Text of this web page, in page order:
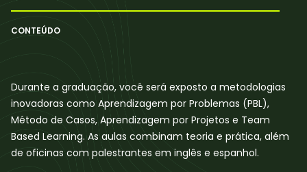
CONTEÚDO
Durante a graduação, você será exposto a metodologias
inovadoras como Aprendizagem por Problemas (PBL),
Método de Casos, Aprendizagem por Projetos e Team
Based Learning. As aulas combinam teoria e prática, além
de oficinas com palestrantes em inglês e espanhol.